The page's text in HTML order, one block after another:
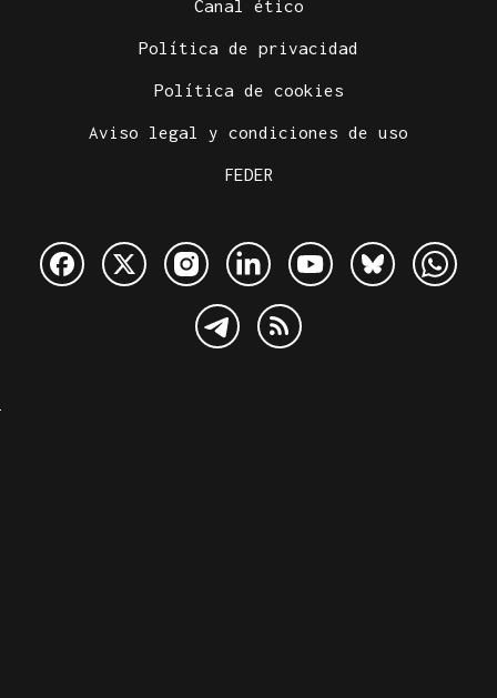
Canal ético
Política de privacidad
Política de cookies
Aviso legal y condiciones de uso
FEDER